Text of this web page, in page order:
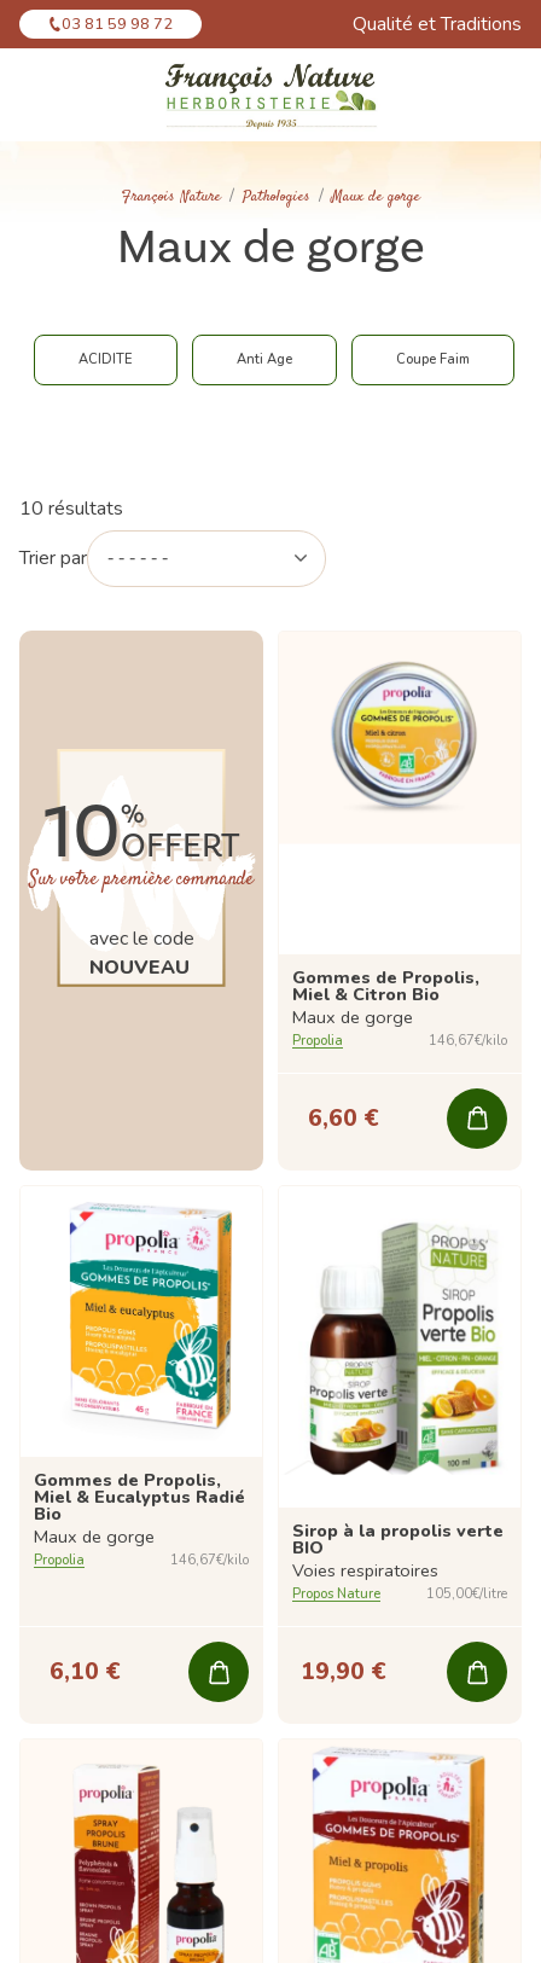
03 81 59 98 72 Qualité et Traditions
François Nature Pathologies Maux de gorge
Maux de gorge
ACIDITE Anti Age Coupe Faim
10 résultats
Trier par
10%
OFFERT
Sur votre première commande
avec le code
NOUVEAU
Gommes de Propolis,
Miel & Citron Bio
Maux de gorge
Propolia 146,67€/kilo
6,60 €
Gommes de Propolis,
Miel & Eucalyptus Radié
Bio
Maux de gorge
Propolia 146,67€/kilo
6,10 €
Sirop à la propolis verte
BIO
Voies respiratoires
Propos Nature 105,00€/litre
19,90 €
Panneau de gestion des cookies